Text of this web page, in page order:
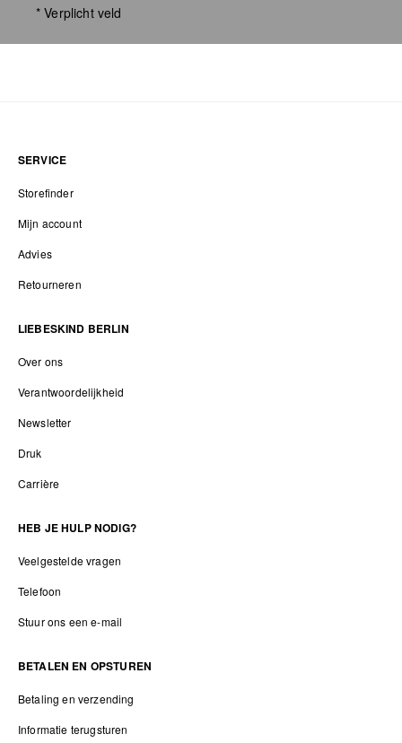
* Verplicht veld
SERVICE
Storefinder
Mijn account
Advies
Retourneren
LIEBESKIND BERLIN
Over ons
Verantwoordelijkheid
Newsletter
Druk
Carrière
HEB JE HULP NODIG?
Veelgestelde vragen
Telefoon
Stuur ons een e-mail
BETALEN EN OPSTUREN
Betaling en verzending
Informatie terugsturen